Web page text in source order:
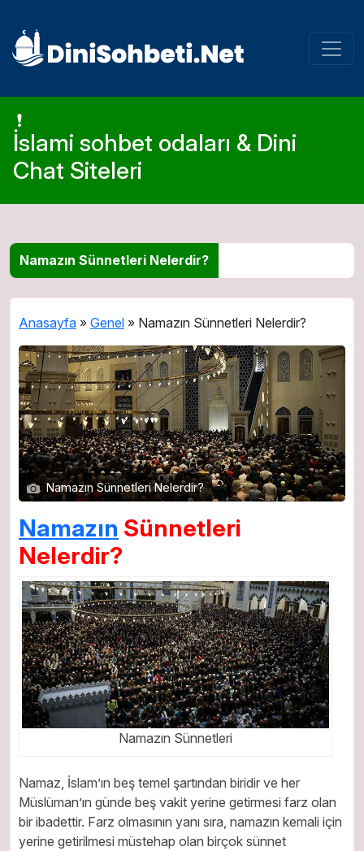
İslami sohbet odaları & Dini
Chat Siteleri
Namazın Sünnetleri Nelerdir?
Anasayfa » Genel » Namazın Sünnetleri Nelerdir?
Namazın Sünnetleri Nelerdir?
Namazın Sünnetleri
Nelerdir?
Namazın Sünnetleri
Namaz, İslam’ın beş temel şartından biridir ve her
Müslüman’ın günde beş vakit yerine getirmesi farz olan
bir ibadettir. Farz olmasının yanı sıra, namazın kemali için
yerine getirilmesi müstehap olan birçok sünnet